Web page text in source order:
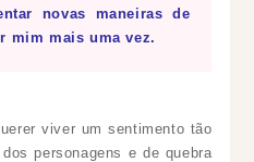
novas maneiras de
mim mais uma vez.
viver um sentimento tão
personagens e de quebra